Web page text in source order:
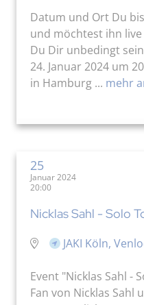
Datum und Ort Du
und möchtest ihn
Du Dir unbedingt
24. Januar 2024 um
in Hamburg ... mehr
25
Januar 2024
20:00
Nicklas Sahl - Solo
JAKI Köln,
Event "Nicklas Sahl -
Fan von Nicklas Sahl